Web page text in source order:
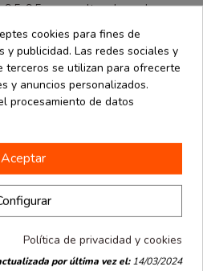
cm, resulta adecuada para
productos gourmet, artículos
estrechos y largos.
ofrece una excelente
habituales durante el
la integridad del contenido.
natural y sostenible, cada vez
elementos de
identidad visual de la marca.
y extracción de los
tanto en almacén como en el
cookies para fines de
y publicidad. Las redes sociales y
terceros se utilizan para ofrecerte
y anuncios personalizados.
procesamiento de datos
Aceptar
Política de privacidad y cookies
por última vez el:14/03/2024